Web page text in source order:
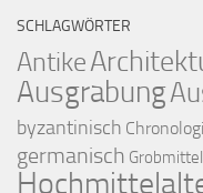
SCHLAGWÖRTER
Antike
Ausgrabung
byzantinisch
germanisch